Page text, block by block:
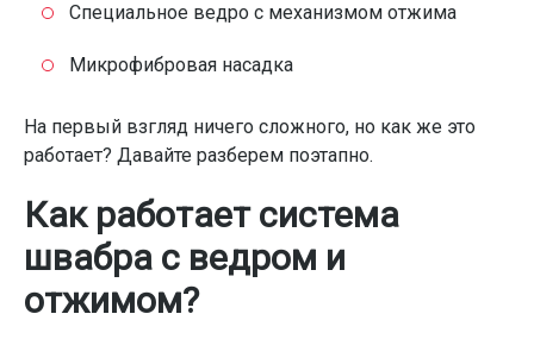
Специальное ведро с механизмом отжима
Микрофибровая насадка
На первый взгляд ничего сложного, но как же это
работает? Давайте разберем поэтапно.
Как работает система
швабра с ведром и
отжимом?